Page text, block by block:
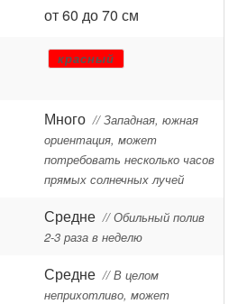
от 60 до 70 см
красный
Много // Западная, южная
ориентация, может
потребовать несколько часов
прямых солнечных лучей
Средне // Обильный полив
2-3 раза в неделю
Средне // В целом
неприхотливо, может